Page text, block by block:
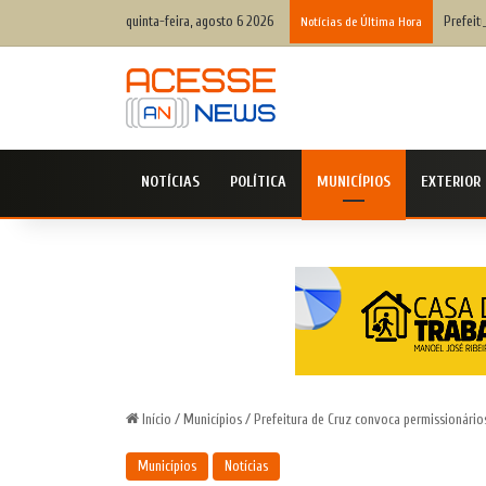
quinta-feira, agosto 6 2026 Notícias de Última Hora
NOTÍCIAS POLÍTICA MUNICÍPIOS EXTERIOR
Início / Municípios / Prefeitura de Cruz convoca
Municípios Notícias